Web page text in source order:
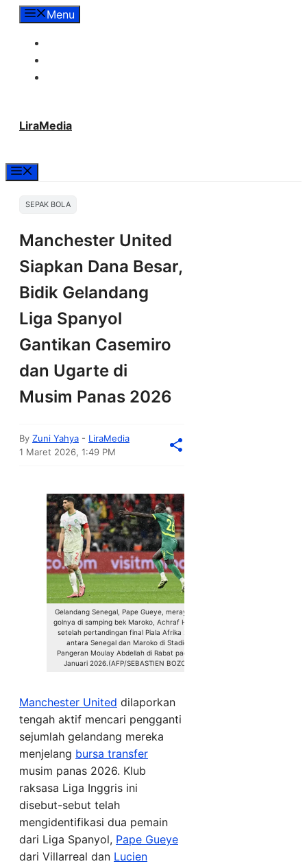
LangsungMenu
LiraMedia
SEPAK BOLA
Manchester United
Siapkan Dana Besar,
Bidik Gelandang
Liga Spanyol
Gantikan Casemiro
dan Ugarte di
Musim Panas 2026
By Zuni Yahya - LiraMedia
1 Maret 2026, 1:49 PM
Gelandang Senegal, Pape Gueye, merayakan
golnya di samping bek Maroko, Achraf Hakimi,
setelah pertandingan final Piala Afrika 2025
antara Senegal dan Maroko di Stadion
Pangeran Moulay Abdellah di Rabat pada 18
Januari 2026.(AFP/SEBASTIEN BOZON)
Manchester United dilaporkan
tengah aktif mencari pengganti
sejumlah gelandang mereka
menjelang bursa transfer
musim panas 2026. Klub
raksasa Liga Inggris ini
disebut-sebut telah
mengidentifikasi dua pemain
dari Liga Spanyol, Pape Gueye
dari Villarreal dan Lucien